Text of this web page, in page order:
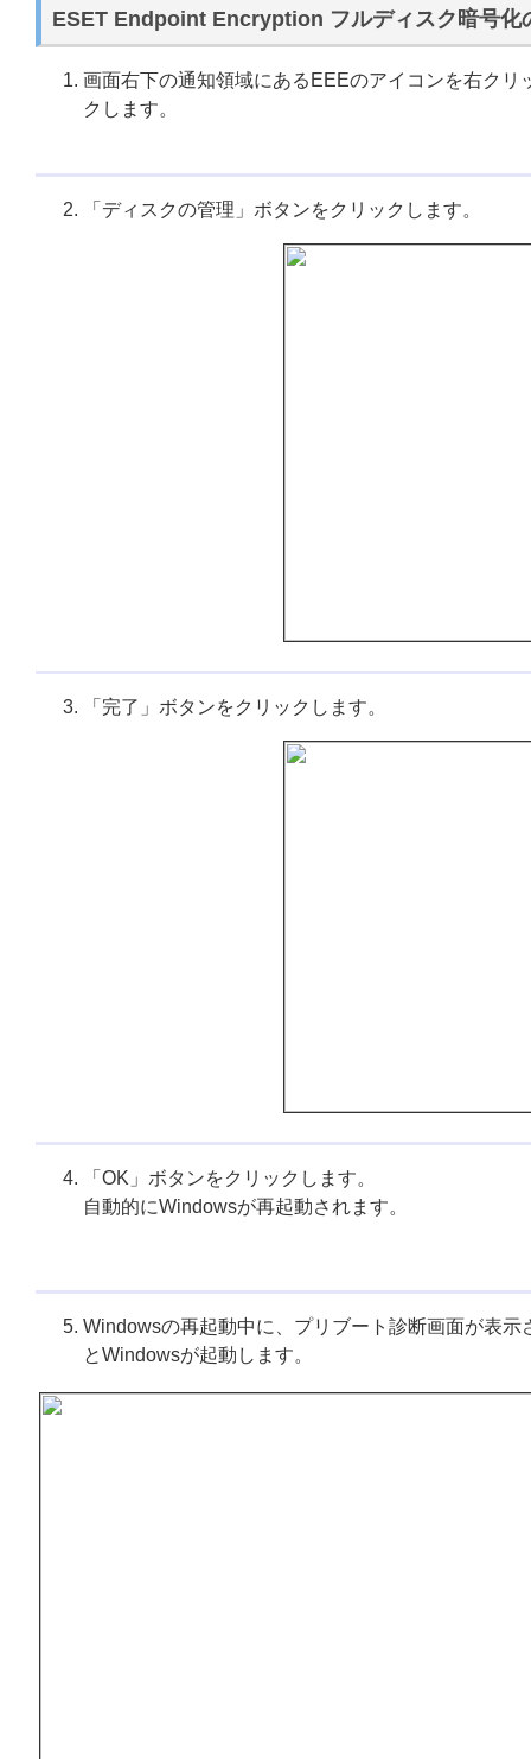
ESET Endpoint Encryption フルディスク暗号化
画面右下の通知領域にあるEEEのアイコンを右ク
クします。
「ディスクの管理」ボタンをクリックします。
「完了」ボタンをクリックします。
「OK」ボタンをクリックします。
自動的にWindowsが再起動されます。
Windowsの再起動中に、プリブート診断画面が表
とWindowsが起動します。